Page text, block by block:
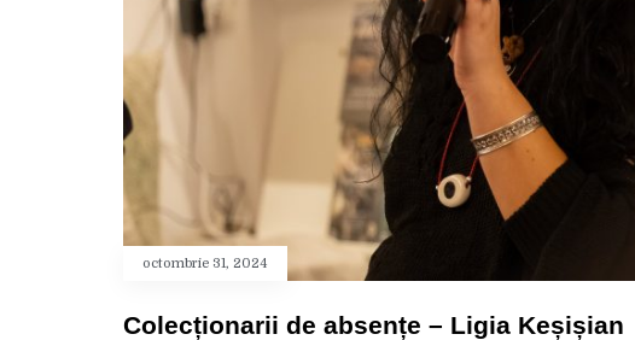
octombrie 31, 2024
Colecționarii de absențe – Ligia Keșișian